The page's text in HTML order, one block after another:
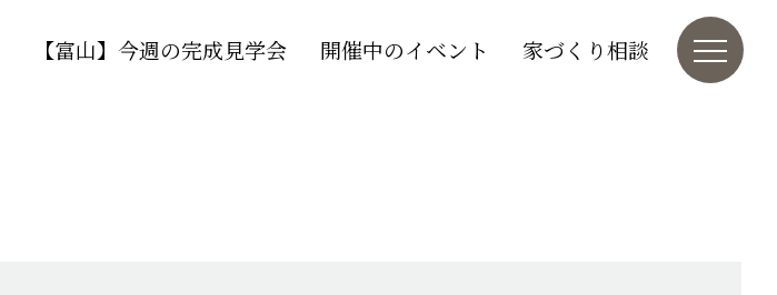
【富山】今週の完成見学会 開催中のイベント 家づくり相談